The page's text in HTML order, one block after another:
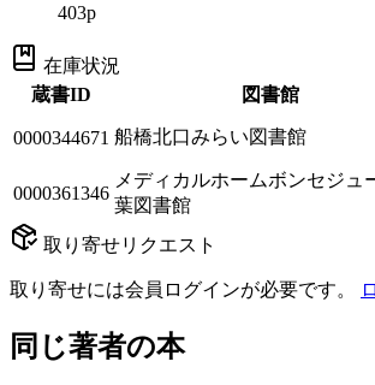
403p
在庫状況
蔵書ID
図書館
0000344671 船橋北口みらい図書館
0000361346
メディカルホームボンセジュ
葉図書館
取り寄せリクエスト
取り寄せには会員ログインが必要です。
同じ著者の本